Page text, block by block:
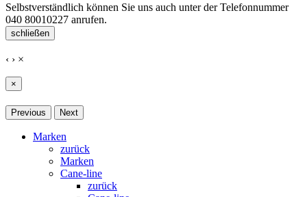
Selbstverständlich können Sie uns auch unter der Telefonnummer
040 80010227 anrufen.
schließen
‹ › ×
×
Previous Next
Marken
zurück
Marken
Cane-line
zurück